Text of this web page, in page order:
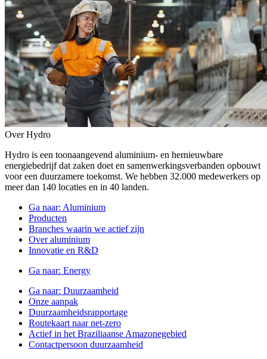
Over Hydro
Hydro is een toonaangevend aluminium- en hernieuwbare
energiebedrijf dat zaken doet en samenwerkingsverbanden opbouwt
voor een duurzamere toekomst. We hebben 32.000 medewerkers op
meer dan 140 locaties en in 40 landen.
Ga naar: Aluminium
Producten
Branches waarin we actief zijn
Over aluminium
Innovatie en R&D
Ga naar: Energy
Ga naar: Duurzaamheid
Onze aanpak
Duurzaamheidsrapportage
Routekaart naar net-zero
Actief in het Braziliaanse Amazonegebied
Contactpersoon duurzaamheid